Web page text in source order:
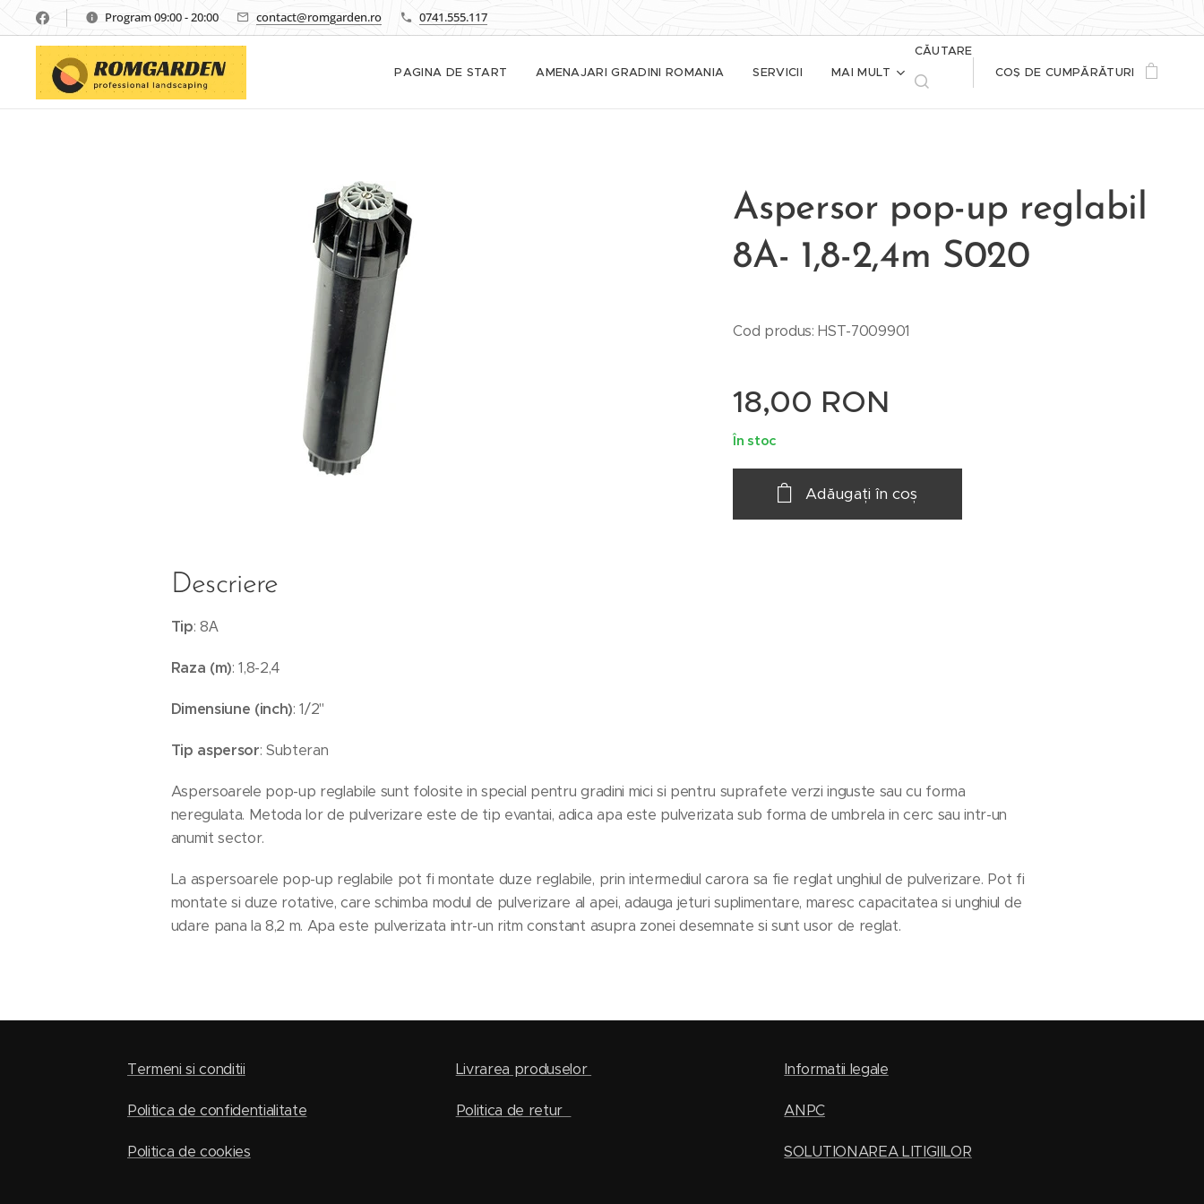
Program 09:00 - 20:00 contact@romgarden.ro 0741.555.117
PAGINA DE START AMENAJARI GRADINI ROMANIA SERVICII MAI MULT
CĂUTARE
COȘ DE CUMPĂRĂTURI
Aspersor pop-up reglabil
8A- 1,8-2,4m S020
Cod produs: HST-7009901
18,00 RON
În stoc
Adăugați în coș
Descriere
Tip: 8А
Raza (m): 1,8-2,4
Dimensiune (inch): 1/2"
Tip aspersor: Subteran
Aspersoarele pop-up reglabile sunt folosite in special pentru gradini mici si pentru suprafete verzi inguste sau cu forma
neregulata. Metoda lor de pulverizare este de tip evantai, adica apa este pulverizata sub forma de umbrela in cerc sau intr-un
anumit sector.
La aspersoarele pop-up reglabile pot fi montate duze reglabile, prin intermediul carora sa fie reglat unghiul de pulverizare. Pot fi
montate si duze rotative, care schimba modul de pulverizare al apei, adauga jeturi suplimentare, maresc capacitatea si unghiul de
udare pana la 8,2 m. Apa este pulverizata intr-un ritm constant asupra zonei desemnate si sunt usor de reglat.
Termeni si conditii
Politica de confidentialitate
Politica de cookies
Livrarea produselor
Politica de retur
Informatii legale
ANPC
SOLUTIONAREA LITIGIILOR